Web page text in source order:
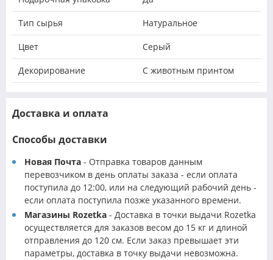
Тип сырья Натуральное
Цвет Серый
Декорирование С животным принтом
Доставка и оплата
Способы доставки
Новая Почта - Отправка товаров данным
перевозчиком в день оплаты заказа - если оплата
поступила до 12:00, или на следующий рабочий день -
если оплата поступила позже указанного времени.
Магазины Rozetka - Доставка в точки выдачи Rozetka
осуществляется для заказов весом до 15 кг и длиной
отправления до 120 см. Если заказ превышает эти
параметры, доставка в точку выдачи невозможна.